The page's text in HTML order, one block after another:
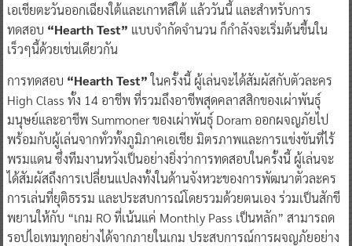
เอเชียตะวันออกเฉียงใต้และเกาหลีใต้ แล้ววันนี้ และสำหรับการ
ทดสอบ “Hearth Test” แบบจำกัดจำนวน ก็กำลังจะเริ่มต้นขึ้นใน
เร็วๆนี้ด้วยเช่นเดียวกัน
การทดสอบ “Hearth Test”ในครั้งนี้ ผู้เล่นจะได้สัมผัสกับตัวละคร
High Class ทั้ง 14 อาชีพ ที่รวมถึงอาชีพสุดคลาสสิกของเผ่าพันธุ์
มนุษย์และอาชีพ Summoner ของเผ่าพันธุ์ Doram ออกผจญภัยไป
พร้อมกับผู้เล่นจากทั่วทั้งภูมิภาคเอเชีย มิตรภาพและการแข่งขันที่ไร้
พรมแดน ซึ่งทีมงานหวังเป็นอย่างยิ่งว่าการทดสอบในครั้งนี้ ผู้เล่นจะ
ได้สัมผัสถึงการเปลี่ยนแปลงทั้งในด้านจังหวะของการพัฒนาตัวละคร
การเล่นที่ยุติธรรม และประสบการณ์โดยรวมด้วยตนเอง ร่วมเป็นสักขี
พยานให้กับ “เกม RO ที่เน้นแค่ Monthly Pass เป็นหลัก” สามารถด
รอปไอเทมทุกอย่างได้จากภายในเกม ประสบการณ์การผจญภัยอย่าง